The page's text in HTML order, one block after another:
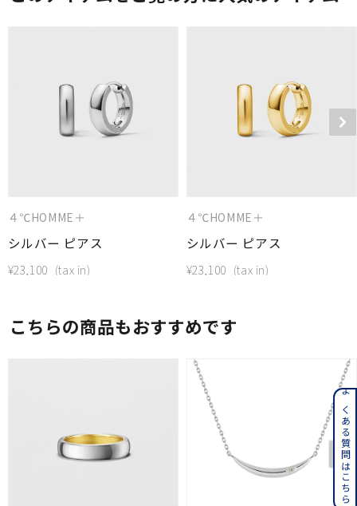
４℃HOMME＋
シルバー ピアス
¥23,100
４℃HOMME＋
シルバー ピアス
¥23,100
こちらの商品もおすすめです
よくある質問はこちら